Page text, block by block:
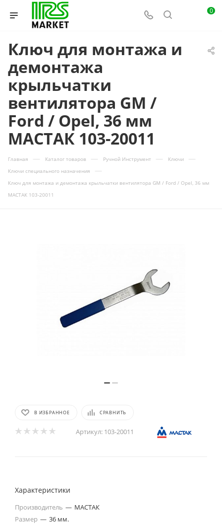
0
Ключ для монтажа и
демонтажа
крыльчатки
вентилятора GM /
Ford / Opel, 36 мм
МАСТАК 103-20011
Главная — Каталог товаров — Ручной Инструмент — Ключи —
Ключи специального назначения —
Ключ для монтажа и демонтажа крыльчатки вентилятора GM / Ford / Opel, 36 мм
МАСТАК 103-20011
В ИЗБРАННОЕ СРАВНИТЬ
Артикул: 103-20011
Характеристики
Производитель — МАСТАК
Размер — 36 мм.